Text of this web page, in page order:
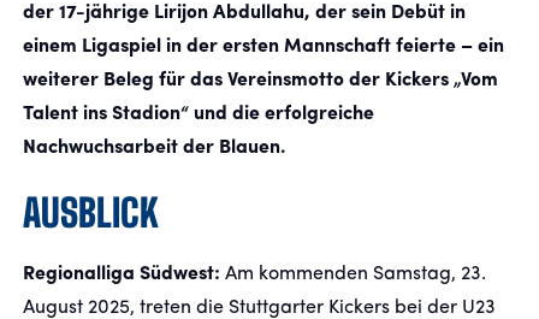
der 17-jährige Lirijon Abdullahu, der sein Debüt in
einem Ligaspiel in der ersten Mannschaft feierte – ein
weiterer Beleg für das Vereinsmotto der Kickers „Vom
Talent ins Stadion“ und die erfolgreiche
Nachwuchsarbeit der Blauen.
AUSBLICK
Regionalliga Südwest: Am kommenden Samstag, 23.
August 2025, treten die Stuttgarter Kickers bei der U23